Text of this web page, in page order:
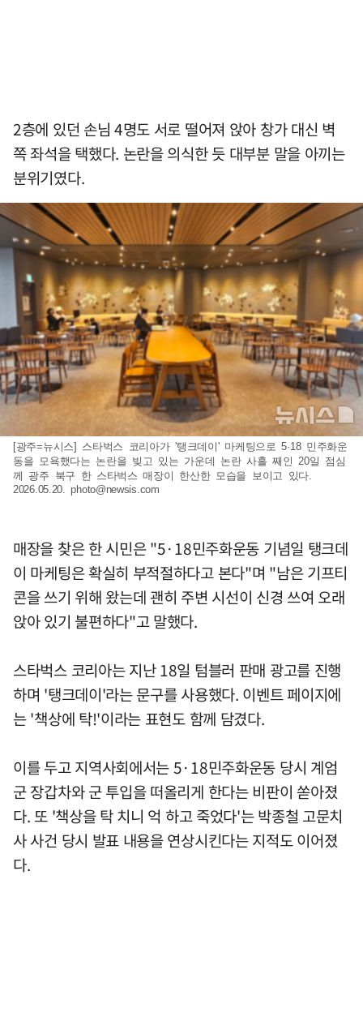
2층에 있던 손님 4명도 서로 떨어져 앉아 창가 대신 벽
쪽 좌석을 택했다. 논란을 의식한 듯 대부분 말을 아끼는
분위기였다.
[광주=뉴시스] 스타벅스 코리아가 '탱크데이' 마케팅으로 5·18 민주화운
동을 모욕했다는 논란을 빚고 있는 가운데 논란 사흘 째인 20일 점심
께 광주 북구 한 스타벅스 매장이 한산한 모습을 보이고 있다.
2026.05.20.photo@newsis.com
매장을 찾은 한 시민은 "5·18민주화운동 기념일 탱크데
이 마케팅은 확실히 부적절하다고 본다"며 "남은 기프티
콘을 쓰기 위해 왔는데 괜히 주변 시선이 신경 쓰여 오래
앉아 있기 불편하다"고 말했다.
스타벅스 코리아는 지난 18일 텀블러 판매 광고를 진행
하며 '탱크데이'라는 문구를 사용했다. 이벤트 페이지에
는 '책상에 탁!'이라는 표현도 함께 담겼다.
이를 두고 지역사회에서는 5·18민주화운동 당시 계엄
군 장갑차와 군 투입을 떠올리게 한다는 비판이 쏟아졌
다. 또 '책상을 탁 치니 억 하고 죽었다'는 박종철 고문치
사 사건 당시 발표 내용을 연상시킨다는 지적도 이어졌
다.